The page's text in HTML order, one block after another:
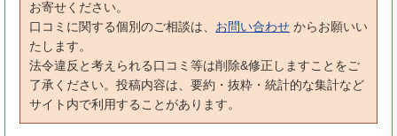
お寄せください。
口コミに関する個別のご相談は、 お問い合わせ からお願いい
たします。
法令違反と考えられる口コミ等は削除&修正しますことをご
了承ください。投稿内容は、要約・抜粋・統計的な集計など
サイト内で利用することがあります。